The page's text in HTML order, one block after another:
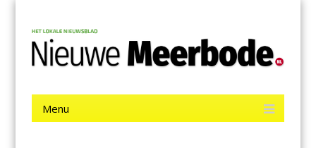
contentNieuwe Meerbode
Menu